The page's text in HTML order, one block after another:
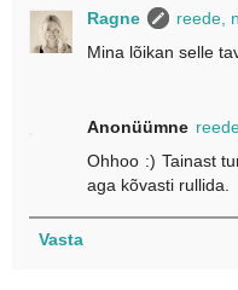
Ragne
reede,
Mina lõikan selle
Anonüümne
Ohhoo :) Tainast
aga kõvasti rullida.
Vasta